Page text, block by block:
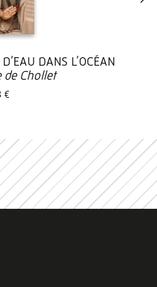
DANS L’OCÉAN
de Chollet
€